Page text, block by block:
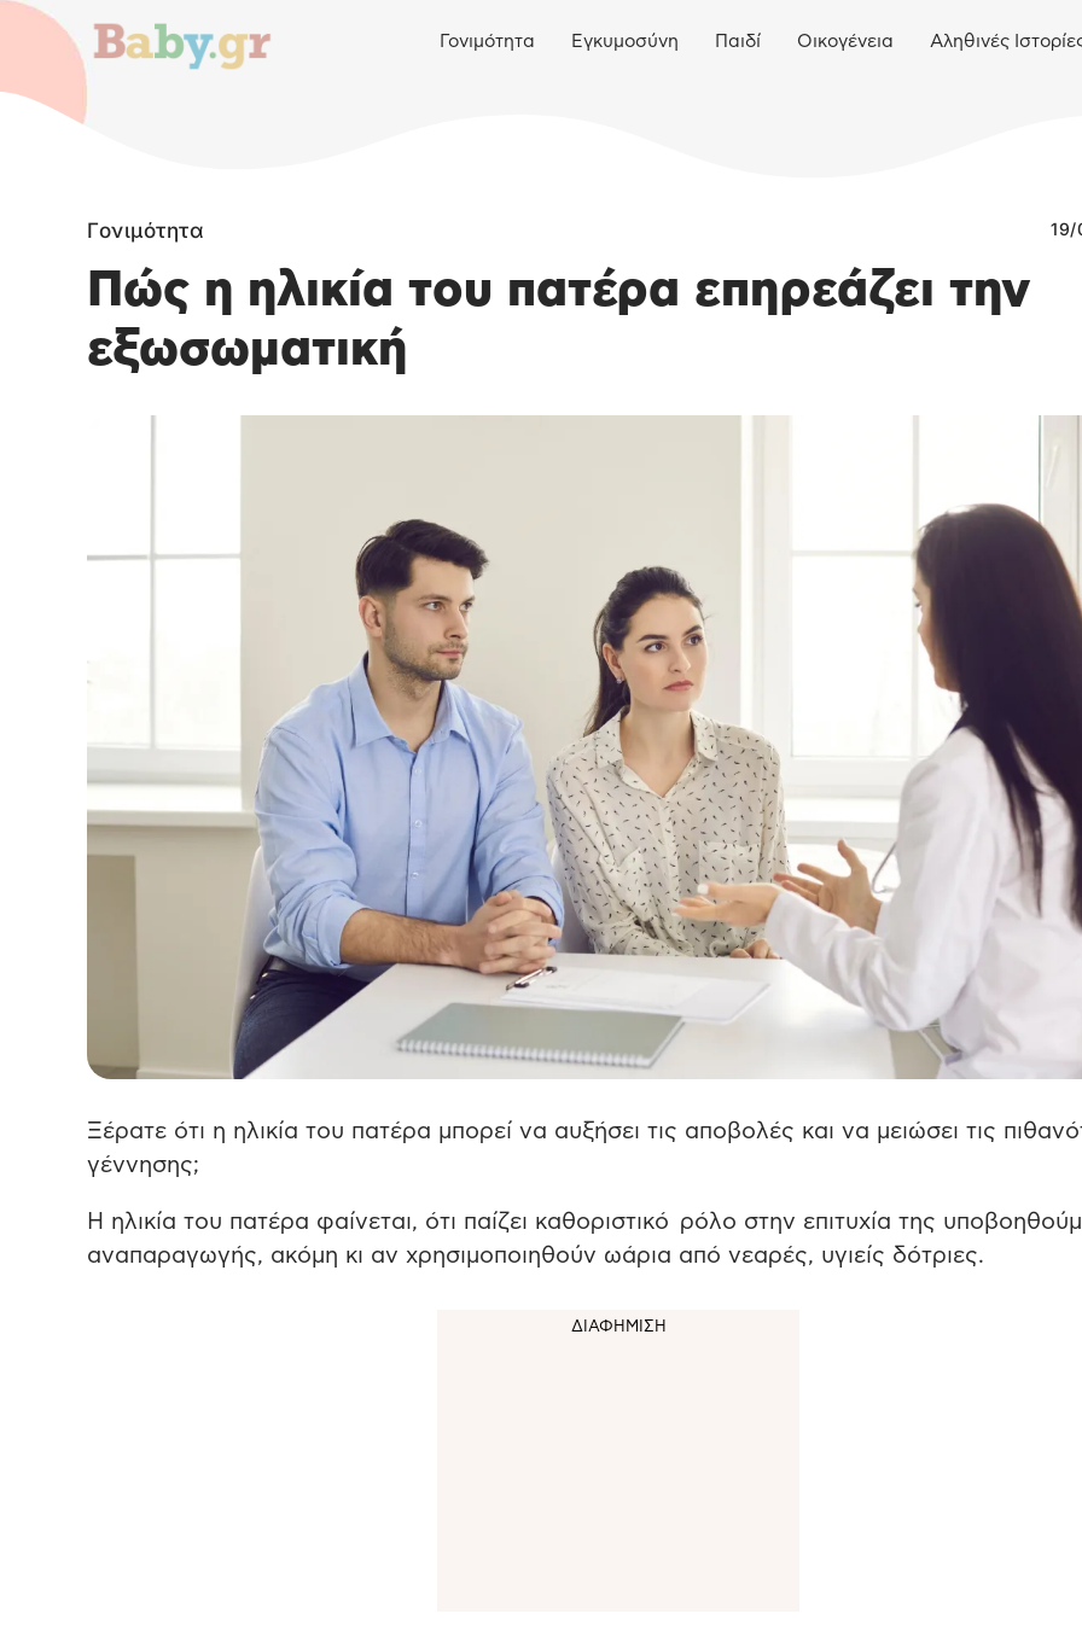
Γονιμότητα Εγκυμοσύνη Παιδί Οικογένεια Αληθινές
Γονιμότητα 19/
Πώς η ηλικία του πατέρα επηρεάζει την
εξωσωματική
Ξέρατε ότι η ηλικία του πατέρα μπορεί να αυξήσει τις αποβολές και να μειώσει τις
γέννησης;
Η ηλικία του πατέρα φαίνεται, ότι παίζει καθοριστικό ρόλο στην επιτυχία της
αναπαραγωγής, ακόμη κι αν χρησιμοποιηθούν ωάρια από νεαρές, υγιείς δότριες.